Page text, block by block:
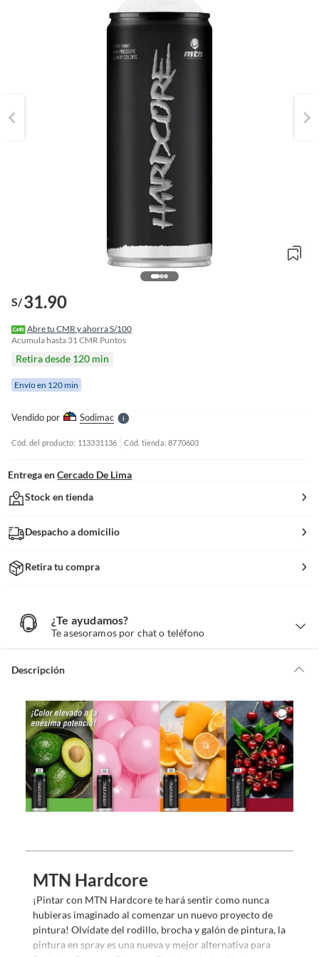
S/31.90
Abre tu CMR y ahorra S/100
Acumula hasta 31CMR Puntos
Retira desde 120 min
Envío en 120 min
Vendido por SodimacS
n
f
Cód. del producto: 113331136 Cód. tienda: 8770603
Entrega en Cercado De Lima
Stock en tienda
Despacho a domicilio
Retira tu compra
¿Te ayudamos?
Te asesoramos por chat o teléfono
y
a
?
Descripción
MTN Hardcore
¡Pintar con MTN Hardcore te hará sentir como nunca
hubieras imaginado al comenzar un nuevo proyecto de
pintura! Olvídate del rodillo, brocha y galón de pintura, la
pintura en spray es una nueva y mejor alternativa para